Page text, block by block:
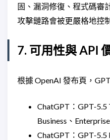
固、漏洞修復、程式碼審
攻擊鏈路會被更嚴格地控
7. 可用性與 API
根據 OpenAI 發布頁，
ChatGPT：GPT-5.5
Business、
ChatGPT：GPT-5.5